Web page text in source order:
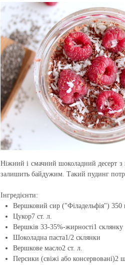
Ніжний і смачний шоколадний десерт
залишить байдужим. Такий пудинг
Інгредієнти:
Вершковий сир ("Філадельфія") 350
Цукор7 ст. л.
Вершків 33-35%-жирності1 склянку
Шоколадна паста1/2 склянки
Вершкове масло2 ст. л.
Персики (свіжі або консервовані)2